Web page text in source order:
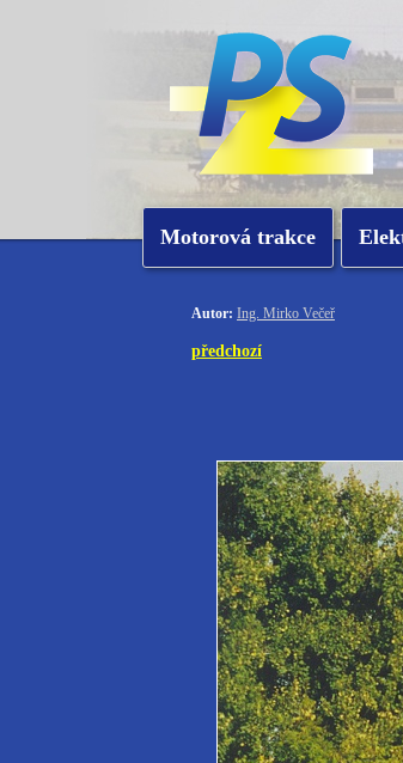
Motorová trakce
Autor: Ing. Mirko Večeř
předchozí